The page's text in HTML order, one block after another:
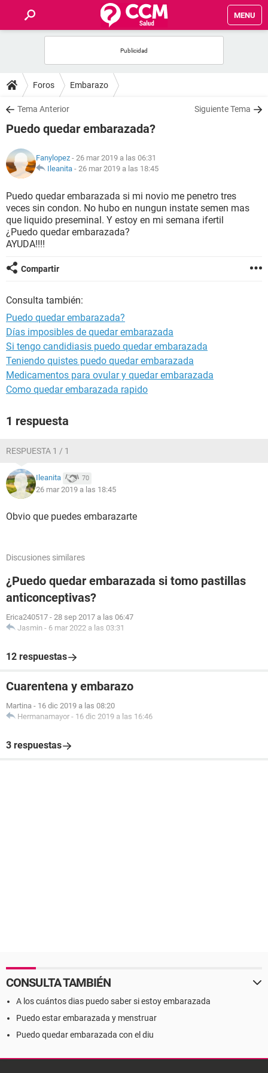
MENU
FOROS
SALUD
NUTRICIÓN
BIENESTAR
SEXUALIDAD
GLOSARIO
Foros Embarazo
Tema Anterior Siguiente Tema
Puedo quedar embarazada?
Fanylopez - 26 mar 2019 a las 06:31
Ileanita - 26 mar 2019 a las 18:45
Puedo quedar embarazada si mi novio me penetro tres
veces sin condon. No hubo en nungun instate semen mas
que liquido preseminal. Y estoy en mi semana ifertil
¿Puedo quedar embarazada?
AYUDA!!!!
Compartir
Consulta también:
Puedo quedar embarazada?
Días imposibles de quedar embarazada
Si tengo candidiasis puedo quedar embarazada
Teniendo quistes puedo quedar embarazada
Medicamentos para ovular y quedar embarazada
Como quedar embarazada rapido
1 respuesta
RESPUESTA 1 / 1
Ileanita 70
26 mar 2019 a las 18:45
Obvio que puedes embarazarte
Discusiones similares
¿Puedo quedar embarazada si tomo pastillas
anticonceptivas?
Erica240517 - 28 sep 2017 a las 06:47
Jasmin - 6 mar 2022 a las 03:31
12 respuestas
Cuarentena y embarazo
Martina - 16 dic 2019 a las 08:20
Hermanamayor - 16 dic 2019 a las 16:46
3 respuestas
CONSULTA TAMBIÉN
A los cuántos dias puedo saber si estoy embarazada
Puedo estar embarazada y menstruar
Puedo quedar embarazada con el diu